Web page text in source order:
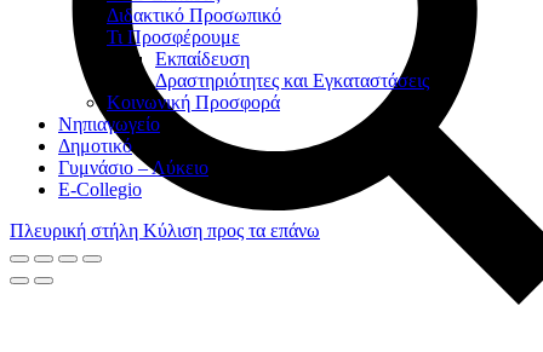
Διδακτικό Προσωπικό
Τι Προσφέρουμε
Eκπαίδευση
Δραστηριότητες και Εγκαταστάσεις
Κοινωνική Προσφορά
Νηπιαγωγείο
Δημοτικό
Γυμνάσιο – Λύκειο
E-Collegio
Πλευρική στήλη Κύλιση προς τα επάνω